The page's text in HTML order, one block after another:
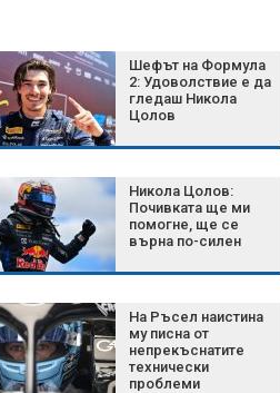
Шефът на Формула
2: Удоволствие е да
гледаш Никола
Цолов
Никола Цолов:
Почивката ще ми
помогне, ще се
върна по-силен
На Ръсел наистина
му писна от
непрекъснатите
технически
проблеми
Кои 6 семена са най-
добрият съюзник на
сърцето?
Green Day пусна
денонощен канал в
YouTube
Затягат контрола по
плажовете в
Халкидики, има арести